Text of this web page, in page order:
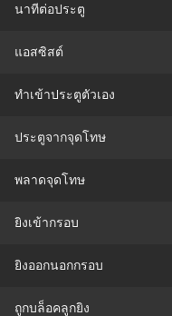
นาทีต่อประตู
แอสซิสต์
ทําเข้าประตูตัวเอง
ประตูจากจุดโทษ
พลาดจุดโทษ
ยิงเข้ากรอบ
ยิงออกนอกกรอบ
ถูกบล็อคลูกยิง